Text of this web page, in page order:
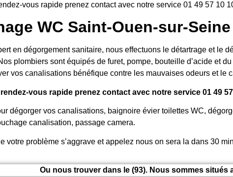
vous rapide prenez contact avec notre service 01 49 57 10
WC Saint-Ouen-sur-Seine
en dégorgement sanitaire, nous effectuons le détartrage et le
plombiers sont équipés de furet, pompe, bouteille d’acide et
vos canalisations bénéfique contre les mauvaises odeurs et le
vous rapide prenez contact avec notre service 01 49
dégorger vos canalisations, baignoire évier toilettes WC,
canalisation, passage camera.
votre problème s’aggrave et appelez nous on sera la dans 30
Ou nous trouver dans le (93). Nous sommes situés